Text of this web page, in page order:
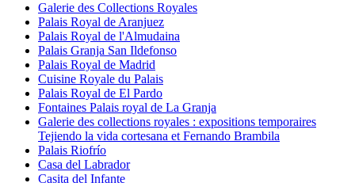
Galerie des Collections Royales
Palais Royal de Aranjuez
Palais Royal de l'Almudaina
Palais Granja San Ildefonso
Palais Royal de Madrid
Cuisine Royale du Palais
Palais Royal de El Pardo
Fontaines Palais royal de La Granja
Galerie des collections royales : expositions temporaires
Tejiendo la vida cortesana et Fernando Brambila
Palais Riofrío
Casa del Labrador
Casita del Infante